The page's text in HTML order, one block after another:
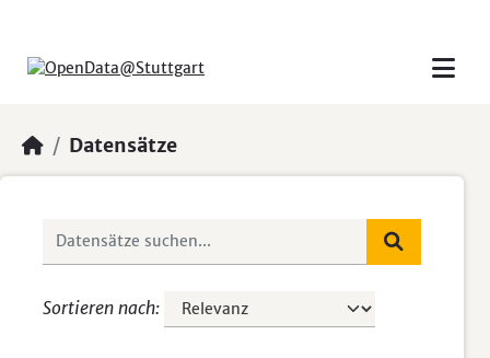
Datensätze
Sortieren nach